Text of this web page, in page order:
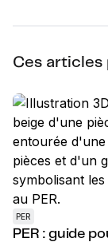
Ces articles
PER
PER : guide